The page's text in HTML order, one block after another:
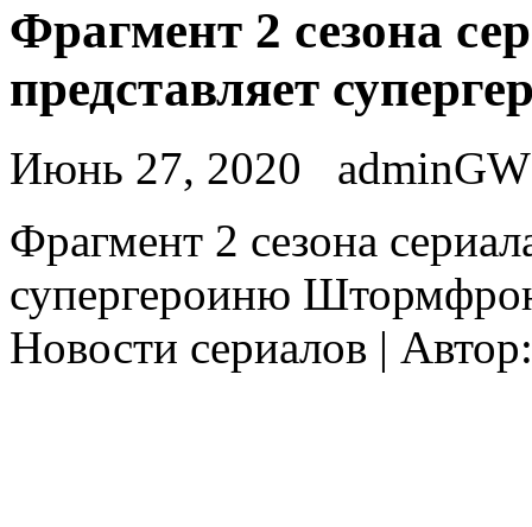
Фрагмент 2 сезона
представляет
Июнь 27, 2020
Фрaгмeнт 2 сeзoнa
супергероиню
Новости сериалов |